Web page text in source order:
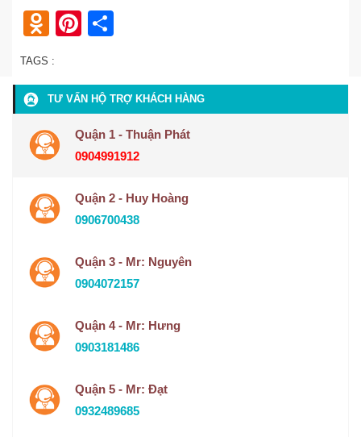
Odnoklassniki
Pinterest
TAGS :
TƯ VẤN HỘ TRỢ KHÁCH HÀNG
Quận 1 - Thuận Phát
0904991912
Quận 2 - Huy Hoàng
0906700438
Quận 3 - Mr: Nguyên
0904072157
Quận 4 - Mr: Hưng
0903181486
Quận 5 - Mr: Đạt
0932489685